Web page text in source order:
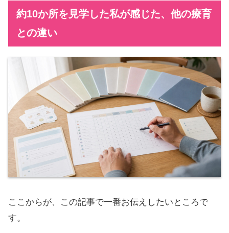
約10か所を見学した私が感じた、他の療育
との違い
ここからが、この記事で一番お伝えしたいところで
す。